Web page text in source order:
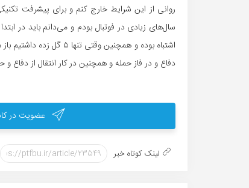
اشتباه بوده و همچنین
دفاع و در فاز حمله و همچنین در کار انتقال از دفاع و
عضویت در
لینک کوتاه خبر